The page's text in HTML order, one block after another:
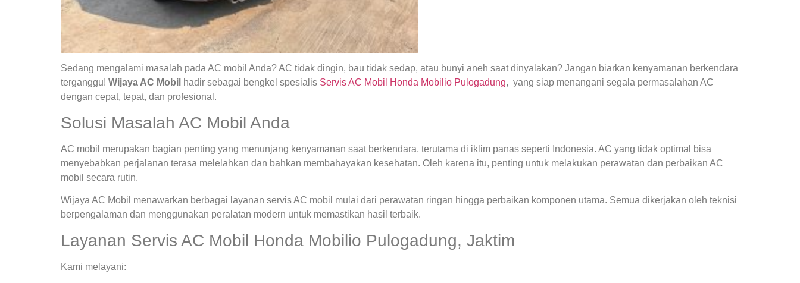
Sedang mengalami masalah pada AC mobil Anda? AC tidak dingin, bau tidak sedap, atau bunyi aneh saat dinyalakan? Jangan biarkan kenyamanan berkendara
terganggu! Wijaya AC Mobil hadir sebagai bengkel spesialis Servis AC Mobil Honda Mobilio Pulogadung, yang siap menangani segala permasalahan AC
dengan cepat, tepat, dan profesional.
Solusi Masalah AC Mobil Anda
AC mobil merupakan bagian penting yang menunjang kenyamanan saat berkendara, terutama di iklim panas seperti Indonesia. AC yang tidak optimal bisa
menyebabkan perjalanan terasa melelahkan dan bahkan membahayakan kesehatan. Oleh karena itu, penting untuk melakukan perawatan dan perbaikan AC
mobil secara rutin.
Wijaya AC Mobil menawarkan berbagai layanan servis AC mobil mulai dari perawatan ringan hingga perbaikan komponen utama. Semua dikerjakan oleh teknisi
berpengalaman dan menggunakan peralatan modern untuk memastikan hasil terbaik.
Layanan Servis AC Mobil Honda Mobilio Pulogadung, Jaktim
Kami melayani: